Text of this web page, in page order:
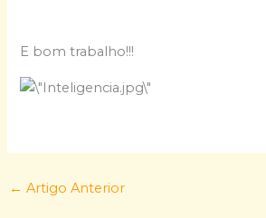
E bom trabalho!!!
← Artigo Anterior